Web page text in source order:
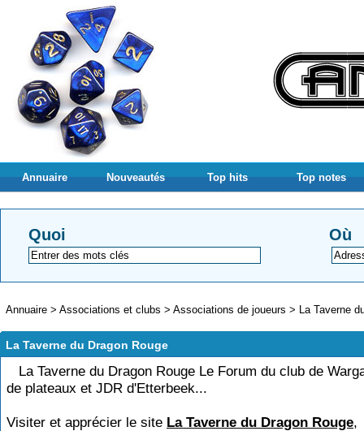
Annuaire Nouveautés Top hits Top notes
Quoi Où
Annuaire > Associations et clubs > Associations de joueurs > La Taverne
La Taverne du Dragon Rouge
La Taverne du Dragon Rouge Le Forum du club de
de plateaux et JDR d'Etterbeek...
Visiter et apprécier le site La Taverne du Dragon Rouge,